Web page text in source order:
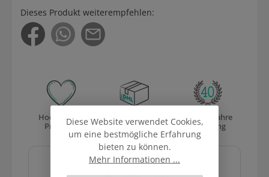
Dieses Produkt weiterempfehlen:
Hochwertige
Produkte
mit DHL
Über 40 Jahre
Erfahrung
Sicher und schnell
bezahlen mit
Diese Website verwendet Cookies,
um eine bestmögliche Erfahrung
bieten zu können.
Mehr Informationen ...